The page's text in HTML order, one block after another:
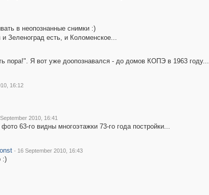
в неопознанные снимки :)
Зеленоград есть, и Коломенское...
пора!". Я вот уже доопознавался - до домов КОПЭ в 1963 году...
16:12
2010, 16:41
63-го видны многоэтажки 73-го года постройки...
· 16 September 2010, 16:43
:)